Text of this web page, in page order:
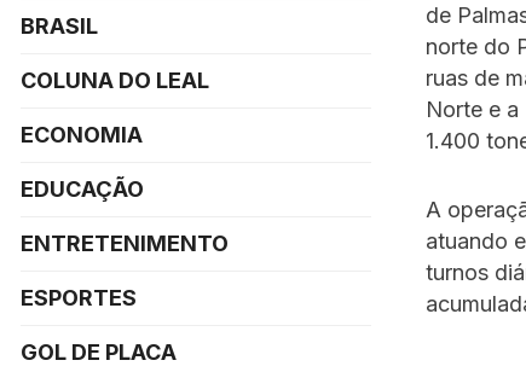
de
norte do
ruas de
Norte e
1.400
A
atuando
turnos
BRASIL
COLUNA DO LEAL
ECONOMIA
EDUCAÇÃO
ENTRETENIMENTO
ESPORTES
GOL DE PLACA